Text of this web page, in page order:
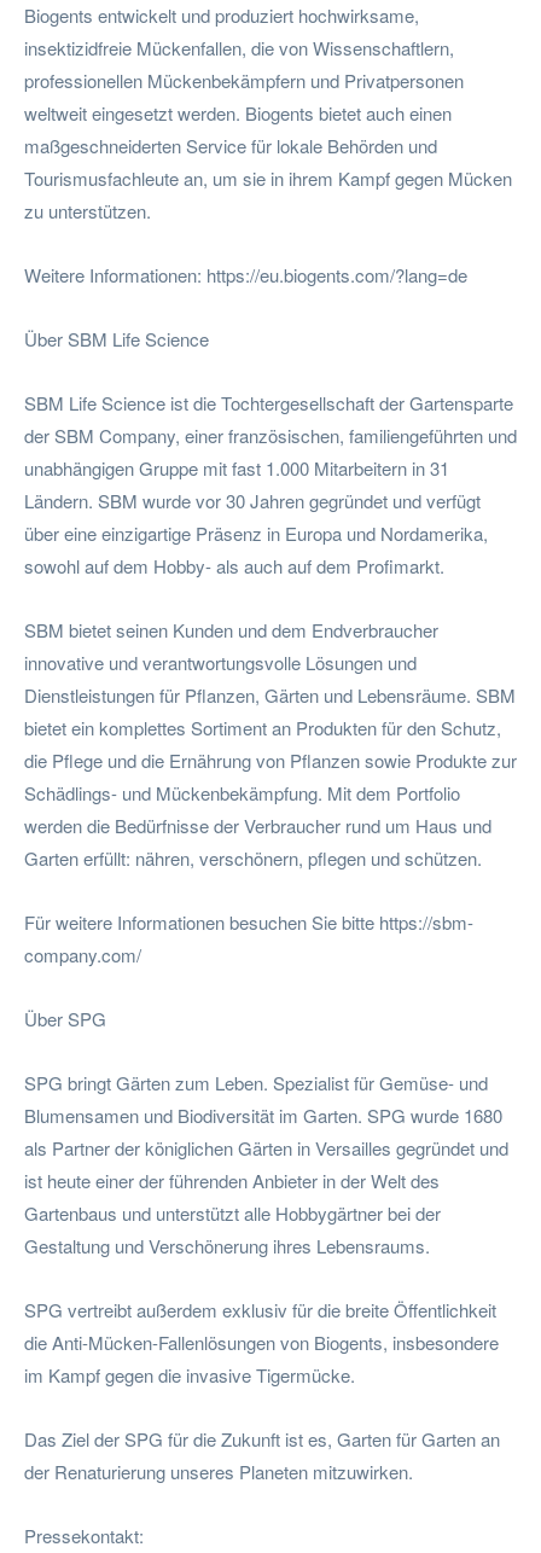
Biogents entwickelt und produziert hochwirksame,
insektizidfreie Mückenfallen, die von Wissenschaftlern,
professionellen Mückenbekämpfern und Privatpersonen
weltweit eingesetzt werden. Biogents bietet auch einen
maßgeschneiderten Service für lokale Behörden und
Tourismusfachleute an, um sie in ihrem Kampf gegen Mücken
zu unterstützen.
Weitere Informationen: https://eu.biogents.com/?lang=de
Über SBM Life Science
SBM Life Science ist die Tochtergesellschaft der Gartensparte
der SBM Company, einer französischen, familiengeführten und
unabhängigen Gruppe mit fast 1.000 Mitarbeitern in 31
Ländern. SBM wurde vor 30 Jahren gegründet und verfügt
über eine einzigartige Präsenz in Europa und Nordamerika,
sowohl auf dem Hobby- als auch auf dem Profimarkt.
SBM bietet seinen Kunden und dem Endverbraucher
innovative und verantwortungsvolle Lösungen und
Dienstleistungen für Pflanzen, Gärten und Lebensräume. SBM
bietet ein komplettes Sortiment an Produkten für den Schutz,
die Pflege und die Ernährung von Pflanzen sowie Produkte zur
Schädlings- und Mückenbekämpfung. Mit dem Portfolio
werden die Bedürfnisse der Verbraucher rund um Haus und
Garten erfüllt: nähren, verschönern, pflegen und schützen.
Für weitere Informationen besuchen Sie bitte https://sbm-
company.com/
Über SPG
SPG bringt Gärten zum Leben. Spezialist für Gemüse- und
Blumensamen und Biodiversität im Garten. SPG wurde 1680
als Partner der königlichen Gärten in Versailles gegründet und
ist heute einer der führenden Anbieter in der Welt des
Gartenbaus und unterstützt alle Hobbygärtner bei der
Gestaltung und Verschönerung ihres Lebensraums.
SPG vertreibt außerdem exklusiv für die breite Öffentlichkeit
die Anti-Mücken-Fallenlösungen von Biogents, insbesondere
im Kampf gegen die invasive Tigermücke.
Das Ziel der SPG für die Zukunft ist es, Garten für Garten an
der Renaturierung unseres Planeten mitzuwirken.
Pressekontakt: